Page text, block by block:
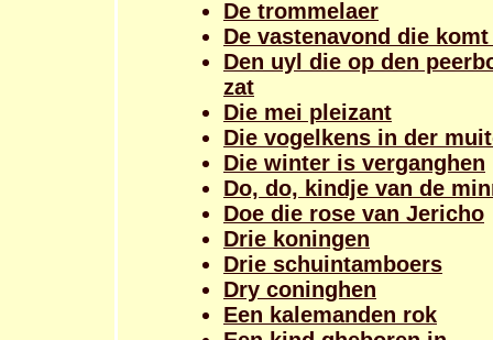
De trommelaer
De vastenavond die komt
Den uyl die op den
zat
Die mei pleizant
Die vogelkens in der
Die winter is verganghen
Do, do, kindje van de
Doe die rose van Jericho
Drie koningen
Drie schuintamboers
Dry coninghen
Een kalemanden rok